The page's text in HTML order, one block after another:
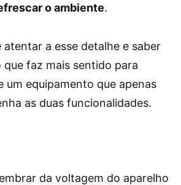
o ambiente.
a esse detalhe e saber
que faz mais sentido para
um equipamento que apenas
as duas funcionalidades.
da voltagem do aparelho